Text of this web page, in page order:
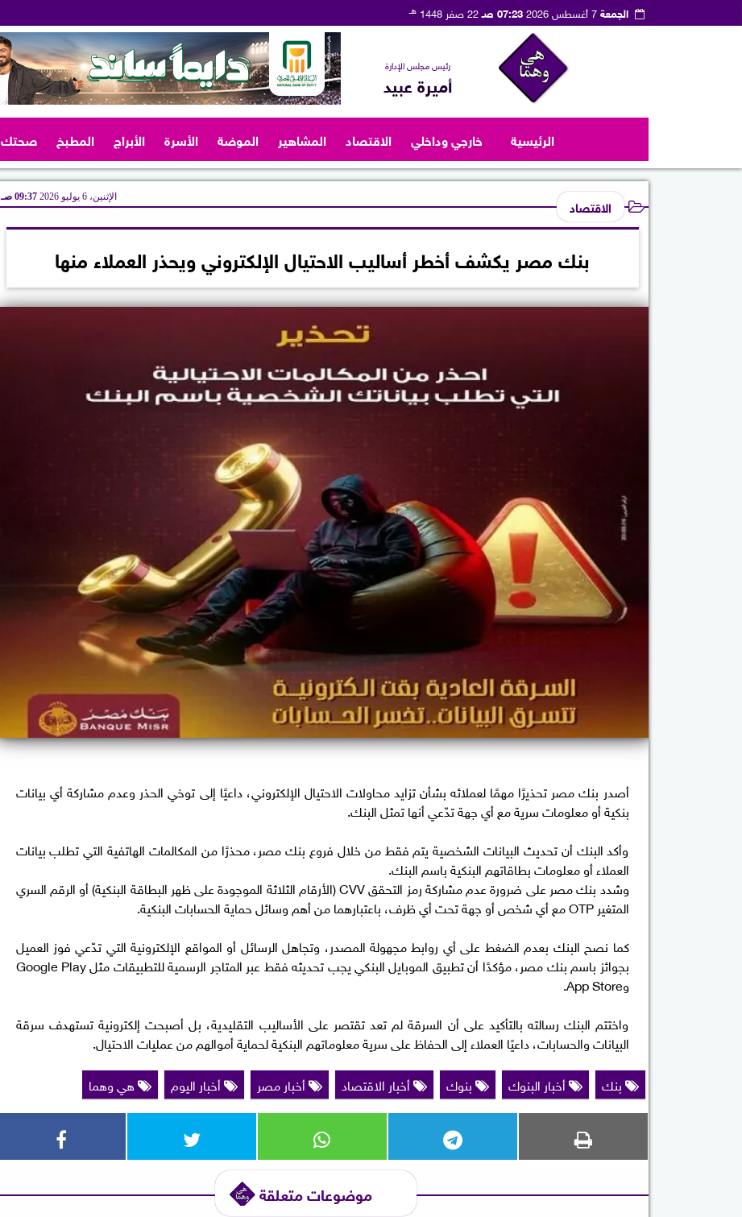
الجمعة7 أغسطس 2026 07:23 صـ 22 صفر 1448 هـ
رئيس مجلس الإدارة
أميرة عبيد
الرئيسية خارجي وداخلي الاقتصاد المشاهير الموضة الأسرة الأبراج المطبخ صحتك
الاقتصاد الإثنين، 6 يوليو 2026 09:37 صـ
بنك مصر يكشف أخطر أساليب الاحتيال الإلكتروني ويحذر العملاء منها
أصدر بنك مصر تحذيرًا مهمًا لعملائه بشأن تزايد محاولات الاحتيال الإلكتروني، داعيًا إلى توخي الحذر وعدم مشاركة أي بيانات
بنكية أو معلومات سرية مع أي جهة تدّعي أنها تمثل البنك.
وأكد البنك أن تحديث البيانات الشخصية يتم فقط من خلال فروع بنك مصر، محذرًا من المكالمات الهاتفية التي تطلب بيانات
العملاء أو معلومات بطاقاتهم البنكية باسم البنك.
وشدد بنك مصر على ضرورة عدم مشاركة رمز التحقق CVV (الأرقام الثلاثة الموجودة على ظهر البطاقة البنكية) أو الرقم السري
المتغير OTP مع أي شخص أو جهة تحت أي ظرف، باعتبارهما من أهم وسائل حماية الحسابات البنكية.
كما نصح البنك بعدم الضغط على أي روابط مجهولة المصدر، وتجاهل الرسائل أو المواقع الإلكترونية التي تدّعي فوز العميل
بجوائز باسم بنك مصر، مؤكدًا أن تطبيق الموبايل البنكي يجب تحديثه فقط عبر المتاجر الرسمية للتطبيقات مثل Google Play
وApp Store.
واختتم البنك رسالته بالتأكيد على أن السرقة لم تعد تقتصر على الأساليب التقليدية، بل أصبحت إلكترونية تستهدف سرقة
البيانات والحسابات، داعيًا العملاء إلى الحفاظ على سرية معلوماتهم البنكية لحماية أموالهم من عمليات الاحتيال.
بنك
أخبار البنوك بنوك أخبار الاقتصاد أخبار مصر أخبار اليوم هي وهما
موضوعات متعلقة